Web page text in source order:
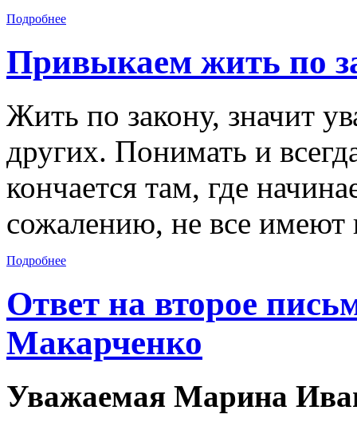
Подробнее
Привыкаем жить по
Жить по закону, значит
других. Понимать и
кончается там, где
сожалению, не все имеют
Подробнее
Ответ на второе
Макарченко
Уважаемая Марина